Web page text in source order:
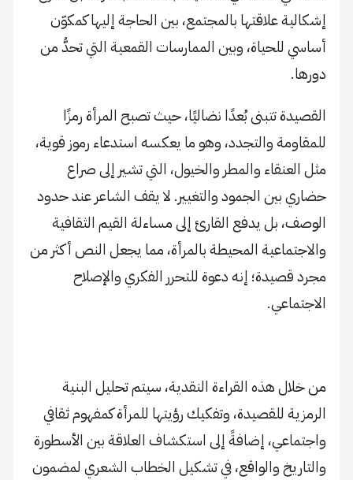
إشكالية علاقتها بالمجتمع، بين الحاجة إليها كمكوّن
أساسي للحياة، وبين الممارسات القمعية التي تحدُّ من
دورها.
القصيدة تتبنى بُعدًا نضاليًا، حيث تصبح المرأة رمزًا
للمقاومة والتجدد، وهو ما يعكسه استدعاء رموز قوية،
مثل العنقاء والمطر والخيول، التي تشير إلى صراع
حضاري بين الجمود والتغيير. لا يقف الشاعر عند حدود
الوصف، بل يدفع القارئ إلى مساءلة القيم الثقافية
والاجتماعية المحيطة بالمرأة، مما يجعل النص أكثر من
مجرد قصيدة؛ إنه دعوة للتحرر الفكري والإصلاح
الاجتماعي.
من خلال هذه القراءة النقدية، سيتم تحليل البنية
الرمزية للقصيدة، وتفكيك رؤيتها للمرأة كمفهوم ثقافي
واجتماعي، إضافةً إلى استكشاف العلاقة بين الأسطورة
والتاريخ والواقع، في تشكيل الخطاب الشعري لمضمون